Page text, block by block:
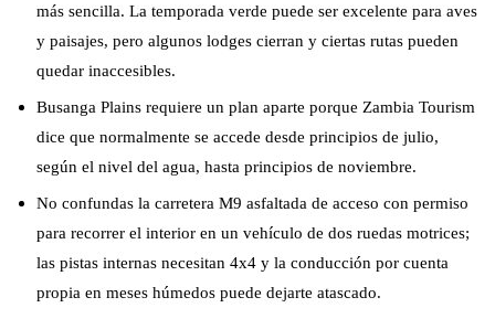
más sencilla. La temporada verde puede ser excelente para aves
y paisajes, pero algunos lodges cierran y ciertas rutas pueden
quedar inaccesibles.
Busanga Plains requiere un plan aparte porque Zambia Tourism
dice que normalmente se accede desde principios de julio,
según el nivel del agua, hasta principios de noviembre.
No confundas la carretera M9 asfaltada de acceso con permiso
para recorrer el interior en un vehículo de dos ruedas motrices;
las pistas internas necesitan 4x4 y la conducción por cuenta
propia en meses húmedos puede dejarte atascado.